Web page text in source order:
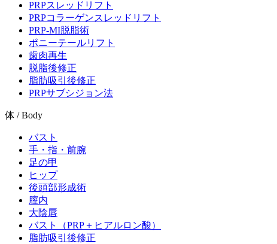
PRPスレッドリフト
PRPコラーゲンスレッドリフト
PRP-MI脱脂術
ポニーテールリフト
歯肉再生
脱脂後修正
脂肪吸引後修正
PRPサブシジョン法
体 / Body
バスト
手・指・前腕
足の甲
ヒップ
後頭部形成術
膣内
大陰唇
バスト（PRP＋ヒアルロン酸）
脂肪吸引後修正